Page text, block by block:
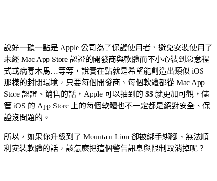
說好一聽一點是 Apple 公司為了保護使用者、避免安裝使用了
未經 Mac App Store 認證的開發商與軟體而不小心裝到惡意程
式或病毒木馬…等等，說實在點就是希望能創造出類似 iOS
那樣的封閉環境，只要每個開發商、每個軟體都從 Mac App
Store 認證、銷售的話，Apple 可以抽到的 $$ 就更加可觀，儘
管 iOS 的 App Store 上的每個軟體也不一定都是絕對安全、保
證沒問題的。
所以，如果你升級到了 Mountain Lion 卻被綁手綁腳、無法順
利安裝軟體的話，該怎麼把這個警告訊息與限制取消掉呢？